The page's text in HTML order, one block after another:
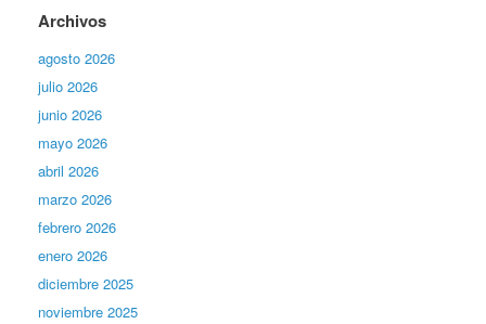
Archivos
agosto 2026
julio 2026
junio 2026
mayo 2026
abril 2026
marzo 2026
febrero 2026
enero 2026
diciembre 2025
noviembre 2025